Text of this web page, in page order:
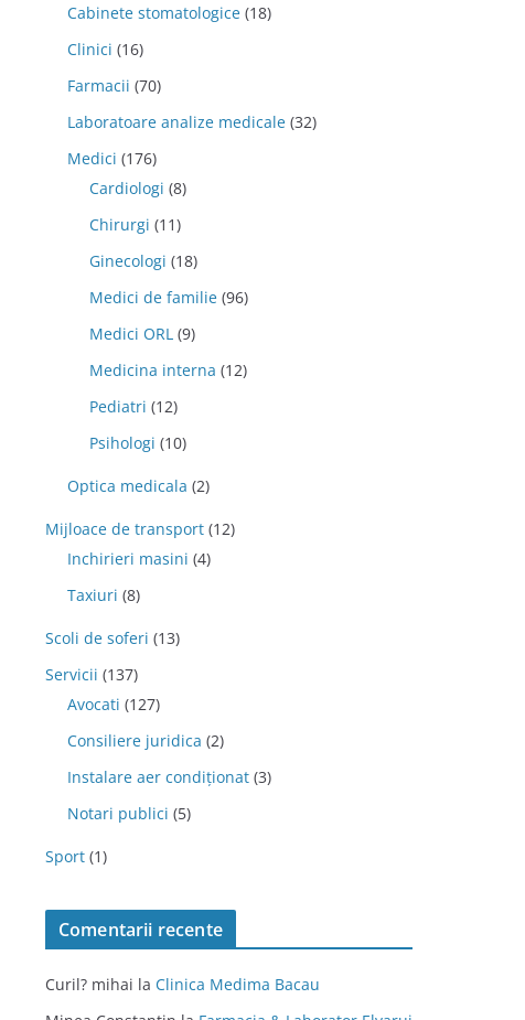
Cabinete stomatologice (18)
Clinici (16)
Farmacii (70)
Laboratoare analize medicale (32)
Medici (176)
Cardiologi (8)
Chirurgi (11)
Ginecologi (18)
Medici de familie (96)
Medici ORL (9)
Medicina interna (12)
Pediatri (12)
Psihologi (10)
Optica medicala (2)
Mijloace de transport (12)
Inchirieri masini (4)
Taxiuri (8)
Scoli de soferi (13)
Servicii (137)
Avocati (127)
Consiliere juridica (2)
Instalare aer condiționat (3)
Notari publici (5)
Sport (1)
Comentarii recente
Curil? mihai la Clinica Medima Bacau